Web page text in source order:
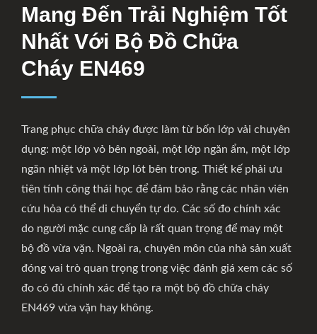
Mang Đến Trải Nghiệm Tốt
Nhất Với Bộ Đồ Chữa
Cháy EN469
Trang phục chữa cháy được làm từ bốn lớp vải chuyên
dụng: một lớp vỏ bên ngoài, một lớp ngăn ẩm, một lớp
ngăn nhiệt và một lớp lót bên trong. Thiết kế phải ưu
tiên tính công thái học để đảm bảo rằng các nhân viên
cứu hỏa có thể di chuyển tự do. Các số đo chính xác
do người mặc cung cấp là rất quan trọng để may một
bộ đồ vừa vặn. Ngoài ra, chuyên môn của nhà sản xuất
đóng vai trò quan trọng trong việc đánh giá xem các số
đo có đủ chính xác để tạo ra một bộ đồ chữa cháy
EN469 vừa vặn hay không.